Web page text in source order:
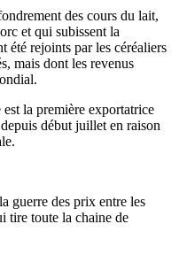
des cours du lait,
et qui subissent la
été rejoints par les céréaliers
mais dont les revenus
la première exportatrice
début juillet en raison
guerre des prix entre les
tire toute la chaine de